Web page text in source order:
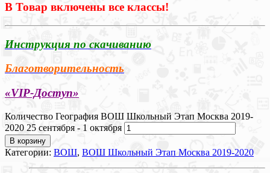
В Товар включены все классы!
Инструкция по скачиванию
Благотворительность
«VIP-Доступ»
Количество География ВОШ Школьный Этап Москва 2019-
2020 25 сентября - 1 октября
В корзину
Категории: ВОШ, ВОШ Школьный Этап Москва 2019-2020